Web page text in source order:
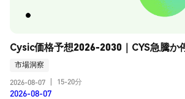
Cysic価格予想2026-2030｜CYS急騰か
市場洞察
2026-08-07
15-20分
2026-08-07